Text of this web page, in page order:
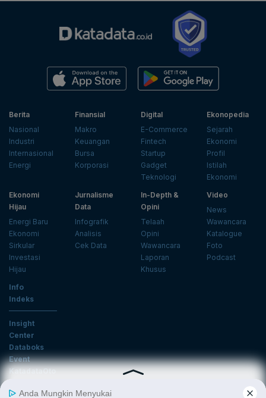
Berita
Nasional
Industri
Internasional
Energi
Finansial
Makro
Keuangan
Bursa
Korporasi
Digital
E-Commerce
Fintech
Startup
Gadget
Teknologi
Ekonopedia
Sejarah
Ekonomi
Profil
Istilah
Ekonomi
Ekonomi
Hijau
Energi Baru
Ekonomi
Sirkular
Investasi
Hijau
Jurnalisme
Data
Infografik
Analisis
Cek Data
In-Depth &
Opini
Telaah
Opini
Wawancara
Laporan
Khusus
Video
News
Wawancara
Katalogue
Foto
Podcast
Info
Indeks
Insight
Center
Databoks
Event
KatadataOto